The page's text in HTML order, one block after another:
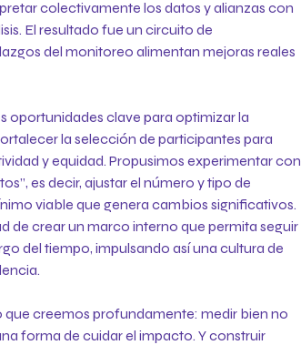
colectivamente los datos y alianzas con
El resultado fue un circuito de
del monitoreo alimentan mejoras reales
oportunidades clave para optimizar la
la selección de participantes para
y equidad. Propusimos experimentar con
es decir, ajustar el número y tipo de
viable que genera cambios significativos.
de crear un marco interno que permita seguir
del tiempo, impulsando así una cultura de
creemos profundamente: medir bien no
forma de cuidar el impacto. Y construir